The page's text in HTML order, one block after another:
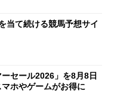
当て続ける競馬予想サイ
セール2026」を8月8日
ホやゲームがお得に